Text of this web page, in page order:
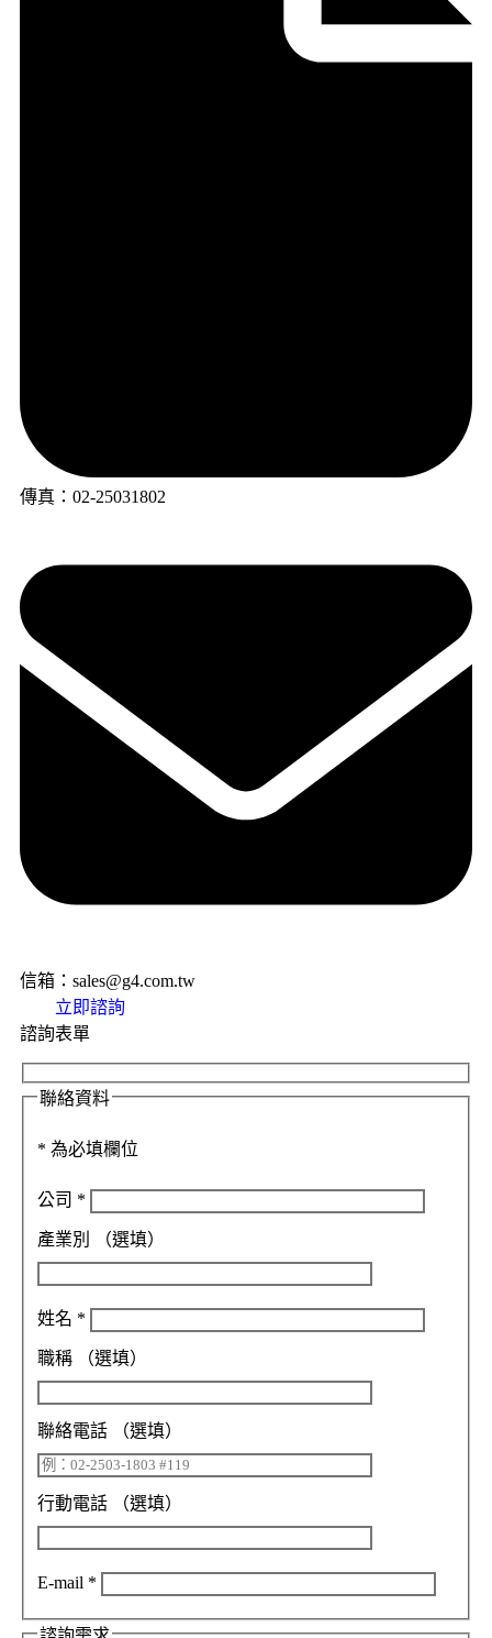
傳真：02-25031802
信箱：sales@g4.com.tw
立即諮詢
諮詢表單
聯絡資料
* 為必填欄位
公司 *
產業別 （選填）
姓名 *
職稱 （選填）
聯絡電話 （選填）
行動電話 （選填）
E-mail *